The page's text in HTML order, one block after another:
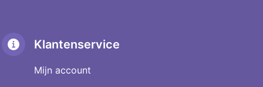
Klantenservice
Mijn account